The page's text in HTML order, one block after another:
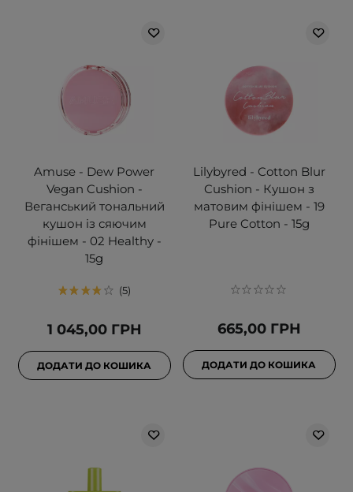
Amuse - Dew Power
Vegan Cushion -
Веганський тональний
кушон із сяючим
фінішем - 02 Healthy -
15g
5
1 045,00 ГРН
ДОДАТИ ДО КОШИКА
Lilybyred - Cotton Blur
Cushion - Кушон з
матовим фінішем - 19
Pure Cotton - 15g
665,00 ГРН
ДОДАТИ ДО КОШИКА